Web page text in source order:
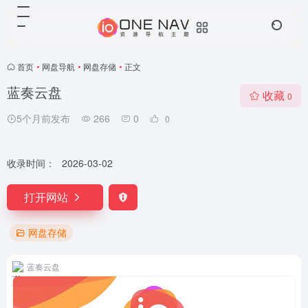
首页 • 网盘导航 • 网盘存储 • 正文
蓝奏云盘
5个月前发布 266 0 0
收藏 0
收录时间： 2026-03-02
打开网站
网盘存储
蓝奏云盘